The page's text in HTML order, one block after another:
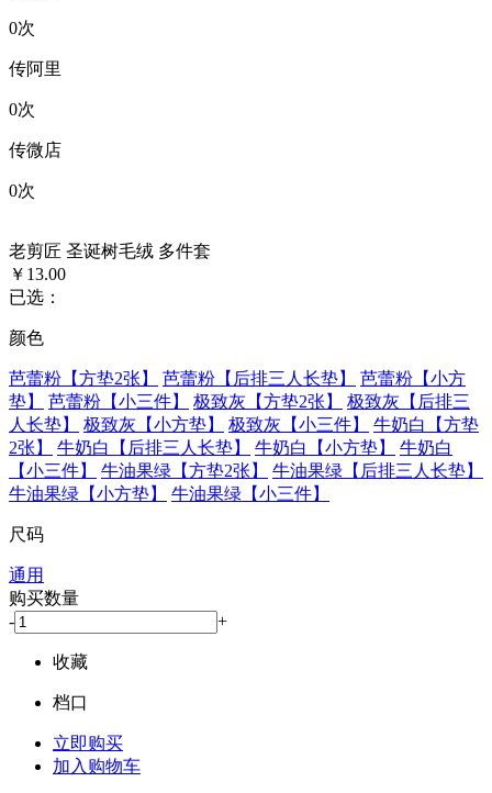
0次
传阿里
0次
传微店
0次
老剪匠 圣诞树毛绒 多件套
￥13.00
已选：
颜色
芭蕾粉【方垫2张】 芭蕾粉【后排三人长垫】
芭蕾粉【小方
垫】
芭蕾粉【小三件】 极致灰【方垫2张】
极致灰【后排三
人长垫】
极致灰【小方垫】 极致灰【小三件】
牛奶白【方垫
2张】
牛奶白【后排三人长垫】 牛奶白【小方垫】
牛奶白
【小三件】
牛油果绿【方垫2张】
牛油果绿【后排三人长垫】
牛油果绿【小方垫】
牛油果绿【小三件】
尺码
通用
购买数量
-
+
收藏
档口
立即购买
加入购物车